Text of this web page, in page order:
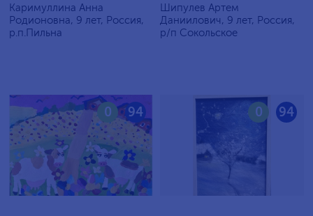
Каримуллина Анна
Родионовна, 9 лет, Россия,
р.п.Пильна
Шипулев Артем
Даниилович, 9 лет, Россия,
р/п Сокольское
94
0 94
0